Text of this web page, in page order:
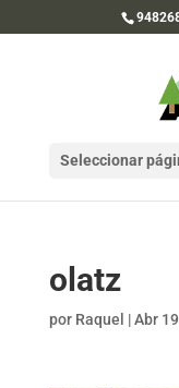
Seleccionar
olatz
por Raquel |Abr